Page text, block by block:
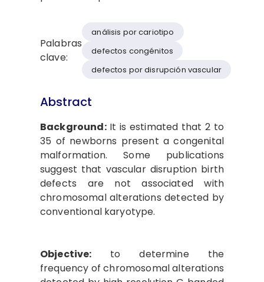
Palabras
clave:
análisis por cariotipo
defectos congénitos
defectos por disrupción vascular
Abstract
Background:It is estimated that 2 to
35 of newborns present a congenital
malformation. Some publications
suggest that vascular disruption birth
defects are not associated with
chromosomal alterations detected by
conventional karyotype.
Objective: to determine the
frequency of chromosomal alterations